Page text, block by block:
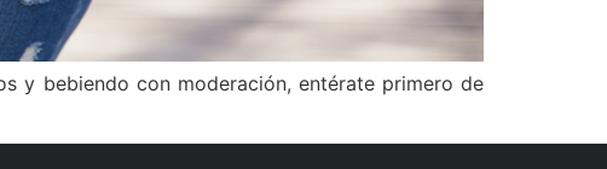
y bebiendo con moderación, entérate primero de